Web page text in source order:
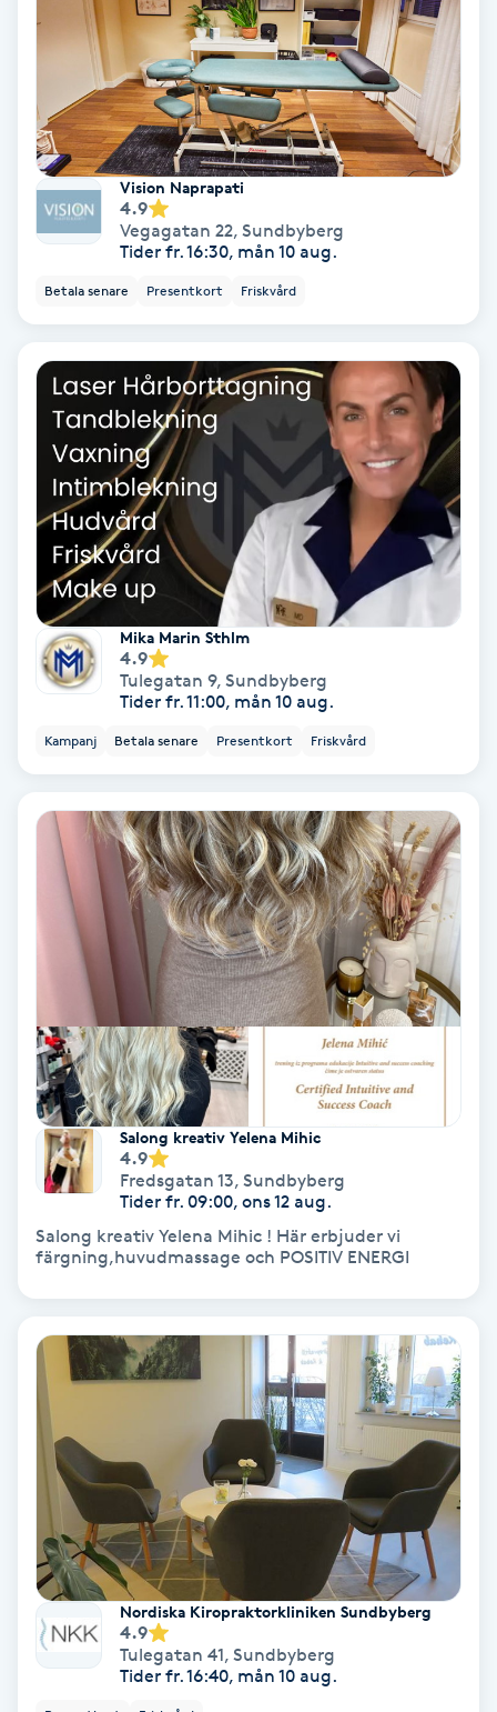
Tandläkare
Tatuering
Tatueringsborttagning
Terapi
Thaimassage
Torr hårbotten
Torrborstning
Triggerpunktsmassage
Trådning
Träning
Vaccination
Vampyrbehandling
Vaxning
Vaxning brasiliansk
Veterinär
Vibrationsmassage
Vinyasa Yoga
Volymfransar
Yin Yoga
Yoga Nidra
Yogamassage
Zonterapi
Vision Naprapati
4.9
Vegagatan 22, Sundbyberg
Tider fr. 16:30, mån 10 aug.
Betala senare Presentkort Friskvård
Mika Marin Sthlm
4.9
Tulegatan 9, Sundbyberg
Tider fr. 11:00, mån 10 aug.
Kampanj Betala senare Presentkort Friskvård
Salong kreativ Yelena Mihic
4.9
Fredsgatan 13, Sundbyberg
Tider fr. 09:00, ons 12 aug.
Salong kreativ Yelena Mihic ! Här erbjuder vi
färgning,huvudmassage och POSITIV ENERGI
Nordiska Kiropraktorkliniken Sundbyberg
4.9
Tulegatan 41, Sundbyberg
Tider fr. 16:40, mån 10 aug.